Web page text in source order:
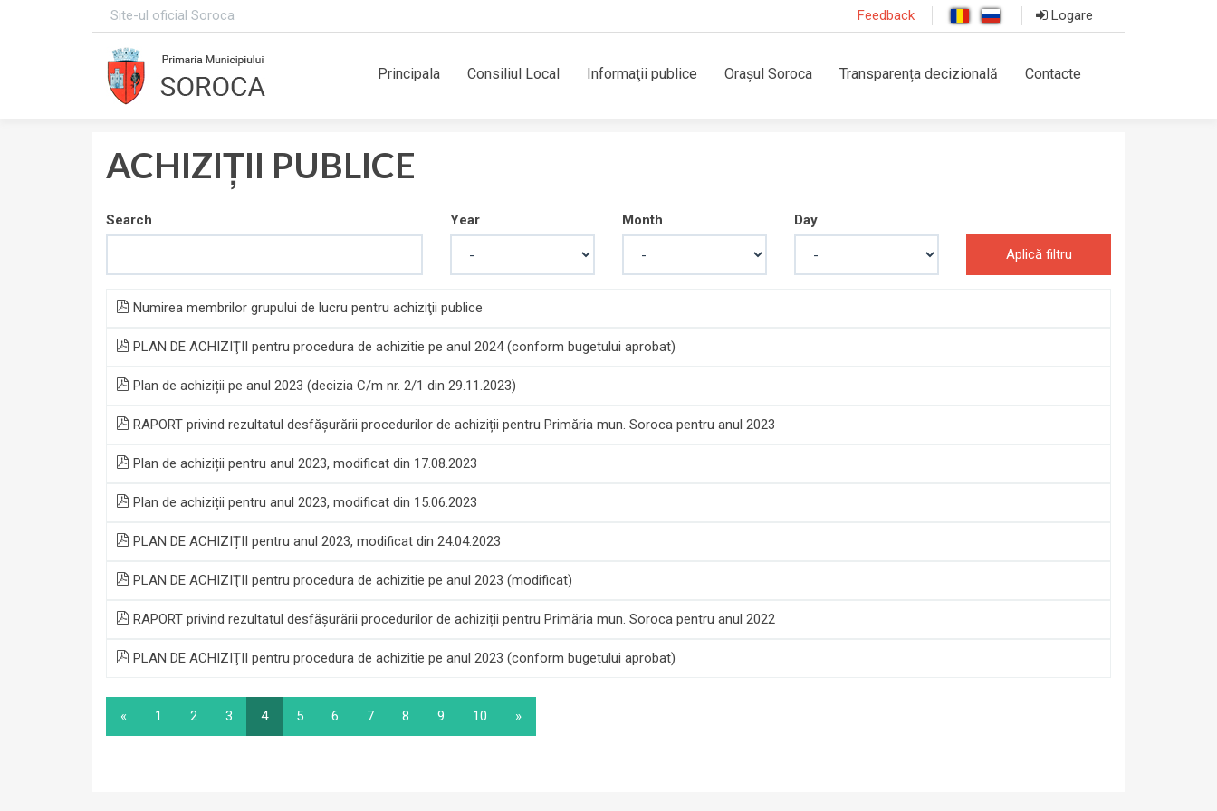
Site-ul oficial Soroca Feedback Logare
Principala Consiliul Local Informaţii publice Orașul Soroca Transparența decizională Contacte
ACHIZIȚII PUBLICE
Search Year Month Day
Aplică filtru
Numirea membrilor grupului de lucru pentru achiziţii publice
PLAN DE ACHIZIŢII pentru procedura de achizitie pe anul 2024 (conform bugetului aprobat)
Plan de achiziții pe anul 2023 (decizia C/m nr. 2/1 din 29.11.2023)
RAPORT privind rezultatul desfășurării procedurilor de achiziții pentru Primăria mun. Soroca pentru anul 2023
Plan de achiziții pentru anul 2023, modificat din 17.08.2023
Plan de achiziții pentru anul 2023, modificat din 15.06.2023
PLAN DE ACHIZIȚII pentru anul 2023, modificat din 24.04.2023
PLAN DE ACHIZIŢII pentru procedura de achizitie pe anul 2023 (modificat)
RAPORT privind rezultatul desfășurării procedurilor de achiziții pentru Primăria mun. Soroca pentru anul 2022
PLAN DE ACHIZIŢII pentru procedura de achizitie pe anul 2023 (conform bugetului aprobat)
« 1 2 3 4 5 6 7 8 9 10 »